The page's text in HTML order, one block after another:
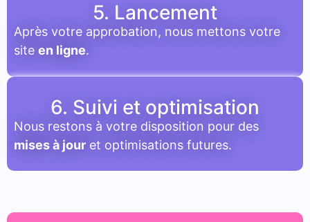
5. Lancement
Après votre approbation, nous mettons votre
site en ligne.
6. Suivi et optimisation
Nous restons à votre disposition pour des
mises à jour et optimisations futures.